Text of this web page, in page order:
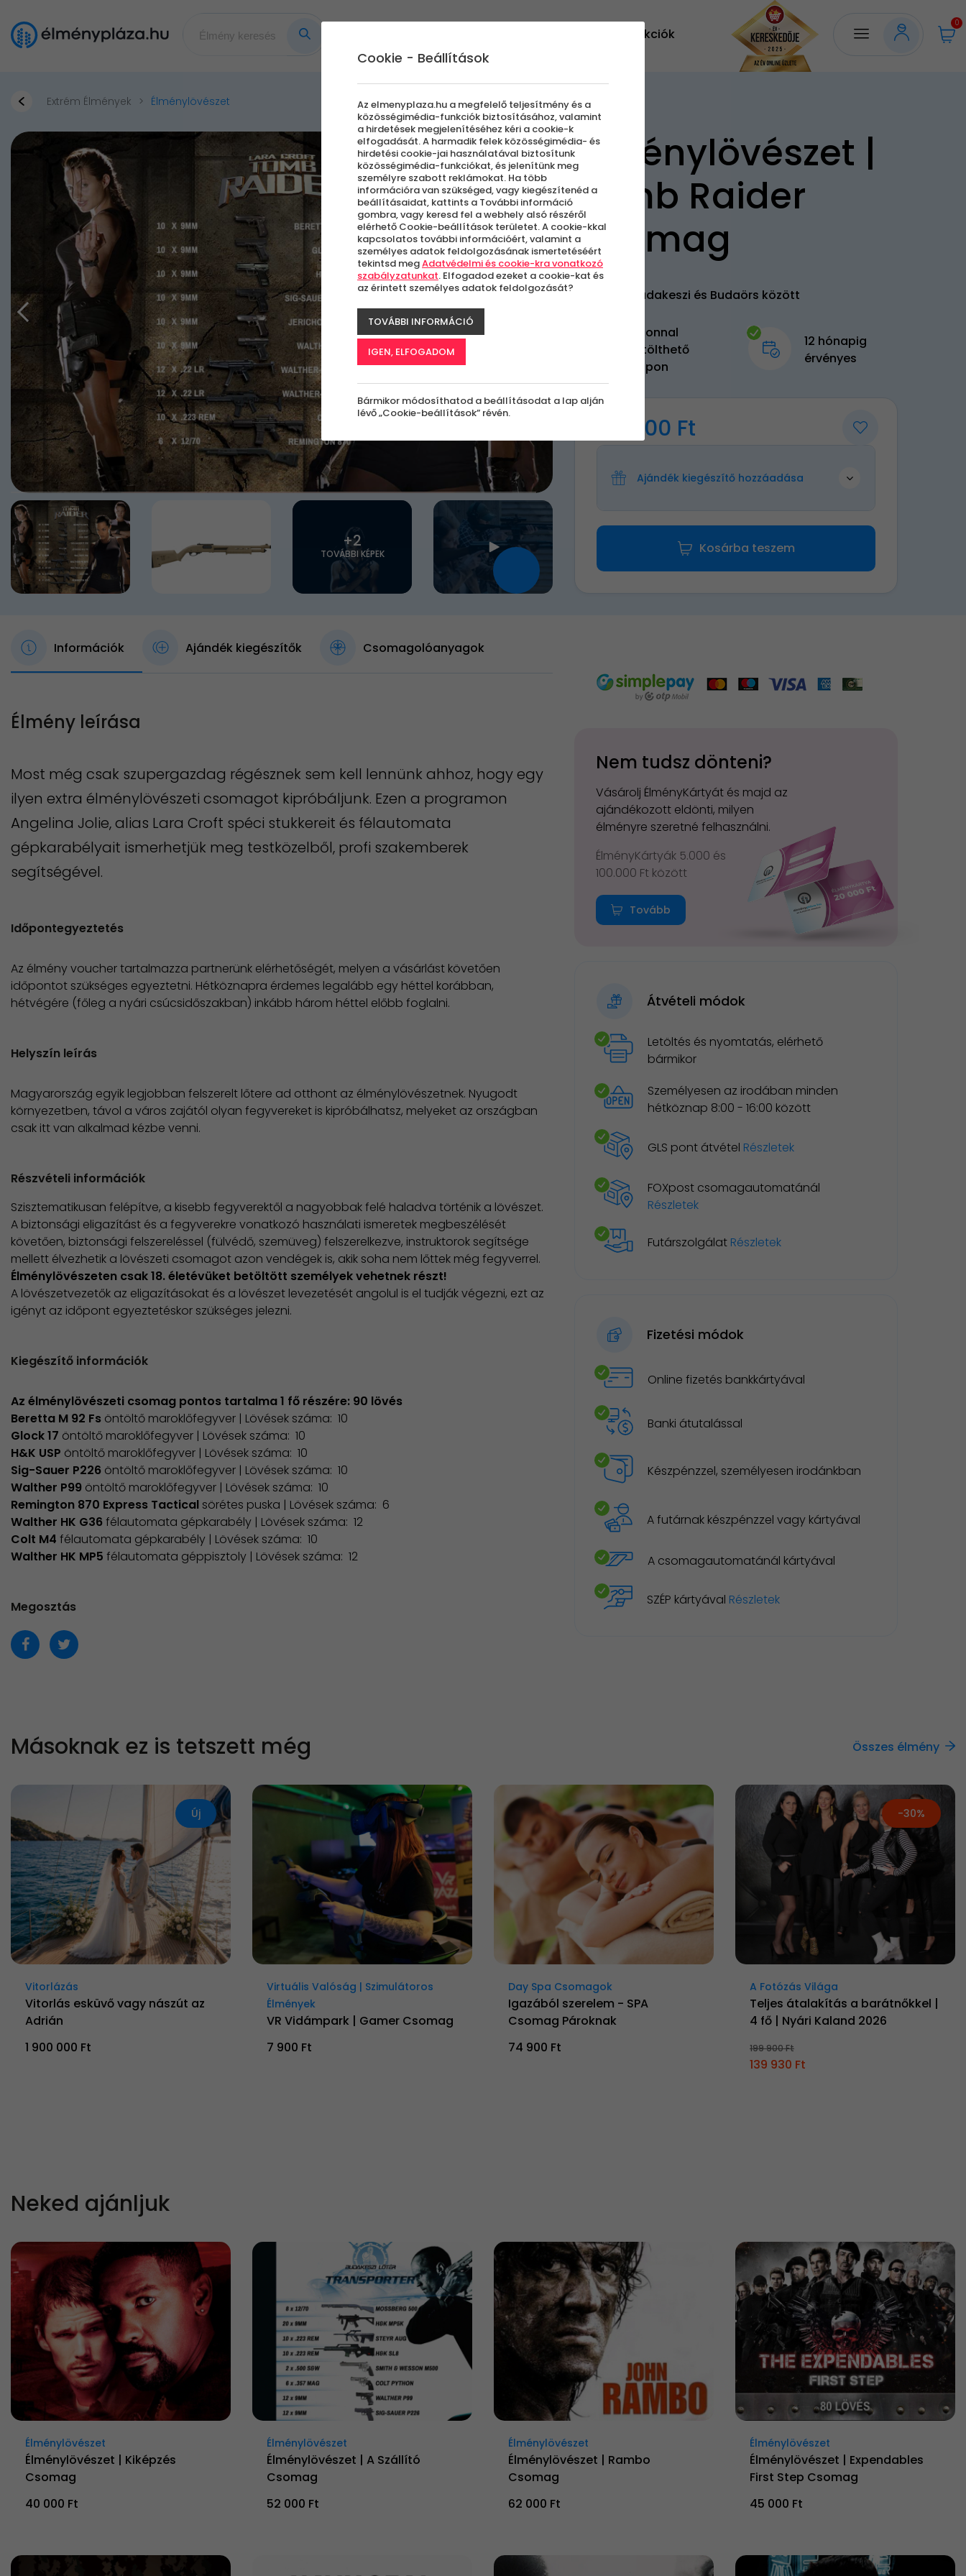
Akciók
0
Extrém Élmények Élménylövészet
+2
TOVÁBBI KÉPEK
Élménylövészet |
Tomb Raider
Csomag
Budakeszi és Budaörs között
Azonnal
letölthető
kupon
12 hónapig
érvényes
45 000 Ft
Ajándék kiegészítő hozzáadása
Kosárba teszem
Információk Ajándék kiegészítők Csomagolóanyagok
Élmény leírása
Most még csak szupergazdag régésznek sem kell lennünk ahhoz, hogy egy
ilyen extra élménylövészeti csomagot kipróbáljunk. Ezen a programon
Angelina Jolie, alias Lara Croft spéci stukkereit és félautomata
gépkarabélyait ismerhetjük meg testközelből, profi szakemberek
segítségével.
Időpontegyeztetés
Az élmény voucher tartalmazza partnerünk elérhetőségét, melyen a vásárlást követően
időpontot szükséges egyeztetni. Hétköznapra érdemes legalább egy héttel korábban,
hétvégére (főleg a nyári csúcsidőszakban) inkább három héttel előbb foglalni.
Helyszín leírás
Magyarország egyik legjobban felszerelt lőtere ad otthont az élménylövészetnek. Nyugodt
környezetben, távol a város zajától olyan fegyvereket is kipróbálhatsz, melyeket az országban
csak itt van alkalmad kézbe venni.
Részvételi információk
Szisztematikusan felépítve, a kisebb fegyverektől a nagyobbak felé haladva történik a lövészet.
A biztonsági eligazítást és a fegyverekre vonatkozó használati ismeretek megbeszélését
követően, biztonsági felszereléssel (fülvédő, szemüveg) felszerelkezve, instruktorok segítsége
mellett élvezhetik a lövészeti csomagot azon vendégek is, akik soha nem lőttek még fegyverrel.
Élménylövészeten csak 18. életévüket betöltött személyek vehetnek részt!
A lövészetvezetők az eligazításokat és a lövészet levezetését angolul is el tudják végezni, ezt az
igényt az időpont egyeztetéskor szükséges jelezni.
Kiegészítő információk
Az élménylövészeti csomag pontos tartalma 1 fő részére: 90 lövés
Beretta M 92 Fs öntöltő maroklőfegyver | Lövések száma: 10
Glock 17 öntöltő maroklőfegyver | Lövések száma: 10
H&K USP öntöltő maroklőfegyver | Lövések száma: 10
Sig-Sauer P226 öntöltő maroklőfegyver | Lövések száma: 10
Walther P99 öntöltő maroklőfegyver | Lövések száma: 10
Remington 870 Express Tactical sörétes puska | Lövések száma: 6
Walther HK G36félautomata gépkarabély | Lövések száma: 12
Colt M4 félautomata gépkarabély | Lövések száma: 10
Walther HK MP5 félautomata géppisztoly | Lövések száma: 12
Megosztás
Nem tudsz dönteni?
Vásárolj ÉlményKártyát és majd az
ajándékozott eldönti, milyen
élményre szeretné felhasználni.
ÉlményKártyák 5.000 és
100.000 Ft között
Tovább
Átvételi módok
Letöltés és nyomtatás, elérhető
bármikor
Személyesen az irodában minden
hétköznap 8:00 - 16:00 között
GLS pont átvétel Részletek
FOXpost csomagautomatánál
Részletek
Futárszolgálat Részletek
Fizetési módok
Online fizetés bankkártyával
Banki átutalással
Készpénzzel, személyesen irodánkban
A futárnak készpénzzel vagy kártyával
A csomagautomatánál kártyával
SZÉP kártyával Részletek
Másoknak ez is tetszett még Összes élmény
Új
Vitorlázás
Vitorlás esküvő vagy nászút az
Adrián
1 900 000 Ft
Virtuális Valóság | Szimulátoros
Élmények
VR Vidámpark | Gamer Csomag
7 900 Ft
Day Spa Csomagok
Igazából szerelem - SPA
Csomag Pároknak
74 900 Ft
-30%
A Fotózás Világa
Teljes átalakítás a barátnőkkel |
4 fő | Nyári Kaland 2026
199 900 Ft
139 930 Ft
Neked ajánljuk
Élménylövészet
Élménylövészet | Kiképzés
Csomag
40 000 Ft
Élménylövészet
Élménylövészet | A Szállító
Csomag
52 000 Ft
Élménylövészet
Élménylövészet | Rambo
Csomag
62 000 Ft
Élménylövészet
Élménylövészet | Expendables
First Step Csomag
45 000 Ft
Cookie - Beállítások
Az elmenyplaza.hu a megfelelő teljesítmény és a
közösségimédia-funkciók biztosításához, valamint
a hirdetések megjelenítéséhez kéri a cookie-k
elfogadását. A harmadik felek közösségimédia- és
hirdetési cookie-jai használatával biztosítunk
közösségimédia-funkciókat, és jelenítünk meg
személyre szabott reklámokat. Ha több
információra van szükséged, vagy kiegészítenéd a
beállításaidat, kattints a További információ
gombra, vagy keresd fel a webhely alsó részéről
elérhető Cookie-beállítások területet. A cookie-kkal
kapcsolatos további információért, valamint a
személyes adatok feldolgozásának ismertetéséért
tekintsd megAdatvédelmi és cookie-kra vonatkozó
szabályzatunkat. Elfogadod ezeket a cookie-kat és
az érintett személyes adatok feldolgozását?
TOVÁBBI INFORMÁCIÓ
IGEN, ELFOGADOM
Bármikor módosíthatod a beállításodat a lap alján
lévő „Cookie-beállítások” révén.